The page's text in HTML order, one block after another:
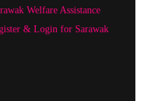
Welfare Assistance
& Login for Sarawak